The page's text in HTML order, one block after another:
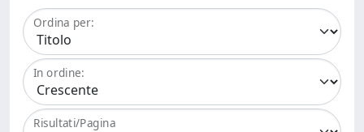
Ordina per:
In ordine:
Risultati/Pagina